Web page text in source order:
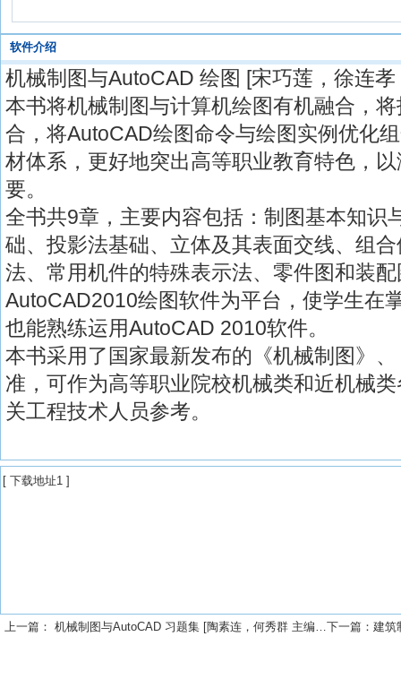
软件介绍
机械制图与AutoCAD 绘图 [宋巧莲，徐连
本书将机械制图与计算机绘图有机融合，
合，将AutoCAD绘图命令与绘图实例优化
材体系，更好地突出高等职业教育特色，
要。
全书共9章，主要内容包括：制图基本知识
础、投影法基础、立体及其表面交线、组
法、常用机件的特殊表示法、零件图和装
AutoCAD2010绘图软件为平台，使学生在
也能熟练运用AutoCAD 2010软件。
本书采用了国家最新发布的《机械制图》
准，可作为高等职业院校机械类和近机械
关工程技术人员参考。
[ 下载地址1 ]
上一篇： 机械制图与AutoCAD 习题集 [陶素连，何秀群 主编] 2013年PDF下载 下一篇： 建筑